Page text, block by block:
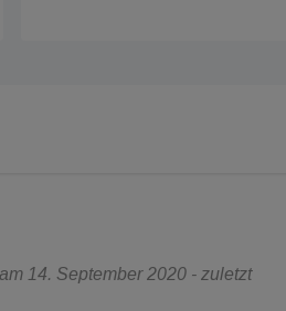
14. September 2020 - zuletzt